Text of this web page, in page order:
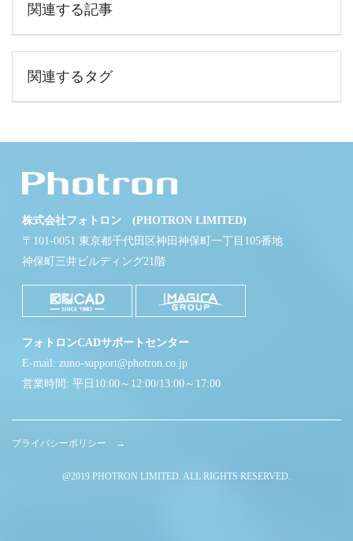
関連する記事
関連するタグ
株式会社フォトロン (PHOTRON LIMITED)
〒101-0051 東京都千代田区神田神保町一丁目105番地
神保町三井ビルディング21階
フォトロンCADサポートセンター
E-mail: zuno-support@photron.co.jp
営業時間: 平日10:00～12:00/13:00～17:00
プライバシーポリシー →
@2019 PHOTRON LIMITED. ALL RIGHTS RESERVED.